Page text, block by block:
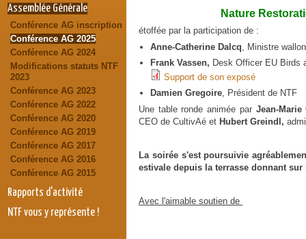
Nature
étoffée par la participation de :
Anne-Catherine Dalcq, Ministre
Frank Vassen, Desk Officer EU Birds
Support de son exposé
Support de son exposé
Damien Gregoire, Président de NTF
Une table ronde animée par Jean-Marie
CEO de CultivAé et Hubert Greindl,
La soirée s'est poursuivie
estivale depuis la terrasse donnant
Avec l'aimable soutien de
Assemblée Générale
Conférence AG inscription
Conférence AG 2025
Conférence AG 2024
Modifications statuts NTF
2023
Conférence AG 2023
Conférence AG 2022
Conférence AG 2020
Conférence AG 2019
Conférence AG 2017
Conférence AG 2016
Conférence AG 2015
Rapports d'activité
NTF vous y représente !